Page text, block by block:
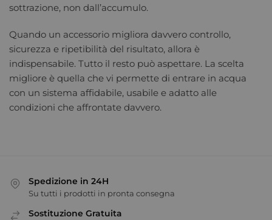
sottrazione, non dall’accumulo.
Quando un accessorio migliora davvero controllo,
sicurezza e ripetibilità del risultato, allora è
indispensabile. Tutto il resto può aspettare. La scelta
migliore è quella che vi permette di entrare in acqua
con un sistema affidabile, usabile e adatto alle
condizioni che affrontate davvero.
Spedizione in 24H
Su tutti i prodotti in pronta consegna
Sostituzione Gratuita